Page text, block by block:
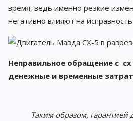
время, ведь именно резкие
негативно влияют на
Неправильное обращение с
денежные и временные
Таким образом, гарантией